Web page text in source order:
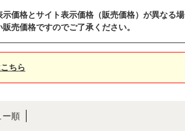
価格とサイト表示価格（販売価格）が異なる場
売価格ですのでご了承ください。
ちら
ー順